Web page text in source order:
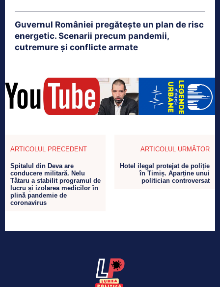
Guvernul României pregătește un plan de risc
energetic. Scenarii precum pandemii,
cutremure și conflicte armate
ARTICOLUL PRECEDENT
Spitalul din Deva are
conducere militară. Nelu
Tătaru a stabilit programul de
lucru și izolarea medicilor în
plină pandemie de
coronavirus
ARTICOLUL URMĂTOR
Hotel ilegal protejat de poliție
în Timiș. Aparține unui
politician controversat